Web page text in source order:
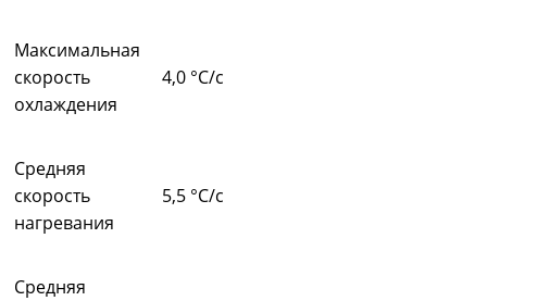
Максимальная
скорость
охлаждения
4,0 °C/с
Средняя
скорость
нагревания
5,5 °C/с
Средняя